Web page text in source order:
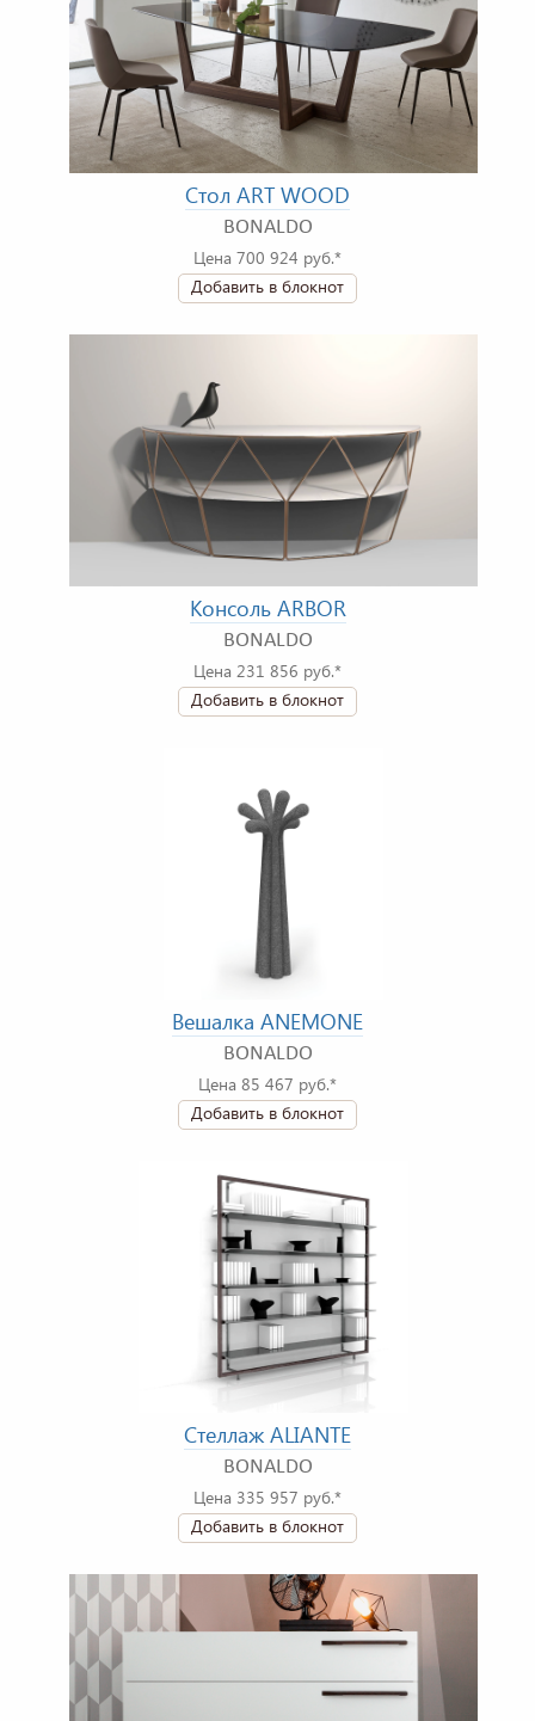
Стол ART WOOD
BONALDO
Цена 700 924 руб.*
Добавить в блокнот
Консоль ARBOR
BONALDO
Цена 231 856 руб.*
Добавить в блокнот
Вешалка ANEMONE
BONALDO
Цена 85 467 руб.*
Добавить в блокнот
Стеллаж ALIANTE
BONALDO
Цена 335 957 руб.*
Добавить в блокнот